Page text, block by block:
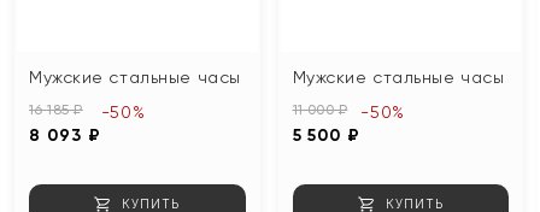
Мужские стальные часы
16 185 ₽
8 093 ₽
-50%
КУПИТЬ
Мужские стальные часы
11 000 ₽
5 500 ₽
-50%
КУПИТЬ